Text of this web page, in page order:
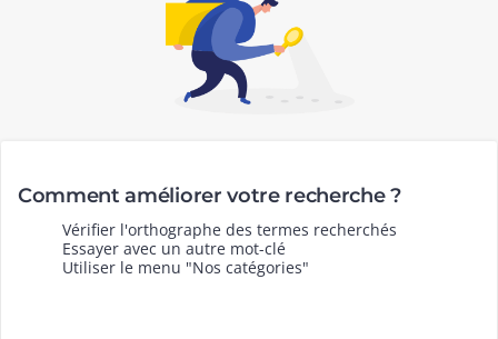
Comment améliorer votre recherche ?
Vérifier l'orthographe des termes recherchés
Essayer avec un autre mot-clé
Utiliser le menu "Nos catégories"